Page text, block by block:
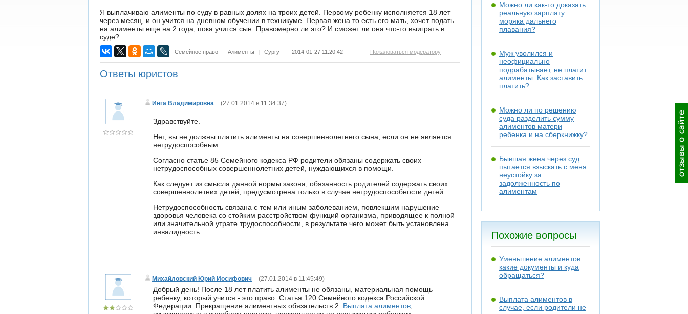
Я выплачиваю алименты по суду в равных долях на троих детей. Первому ребенку исполняется 18 лет
через месяц, и он учится на дневном обучении в техникуме. Первая жена то есть его мать, хочет подать
на алименты еще на 2 года, пока учится сын. Правомерно ли это? И сможет ли она что-то выиграть в
суде?
Семейное право | Алименты | Сургут | 2014-01-27 11:20:42 Пожаловаться модератору
Ответы юристов
Инга Владимировна (27.01.2014 в 11:34:37)
Здравствуйте.
Нет, вы не должны платить алименты на совершеннолетнего сына, если он не является
нетрудоспособным.
Согласно статье 85 Семейного кодекса РФ родители обязаны содержать своих
нетрудоспособных совершеннолетних детей, нуждающихся в помощи.
Как следует из смысла данной нормы закона, обязанность родителей содержать своих
совершеннолетних детей, предусмотрена только в случае нетрудоспособности детей.
Нетрудоспособность связана с тем или иным заболеванием, повлекшим нарушение
здоровья человека со стойким расстройством функций организма, приводящее к полной
или значительной утрате трудоспособности, в результате чего может быть установлена
инвалидность.
Михайловский Юрий Иосифович (27.01.2014 в 11:45:49)
Добрый день! После 18 лет платить алименты не обязаны, материальная помощь
ребенку, который учится - это право. Статья 120 Семейного кодекса Российской
Федерации. Прекращение алиментных обязательств 2. Выплата алиментов
Можно ли как-то доказать
реальную зарплату
моряка дальнего
плавания?
Муж уволился и
неофициально
подрабатывает, не платит
алименты. Как заставить
платить?
Можно ли по решению
суда разделить сумму
алиментов матери
ребенка и на сберкнижку?
Бывшая жена через суд
пытается взыскать с меня
неустойку за
задолженность по
алиментам
Похожие вопросы
Уменьшение алиментов:
какие документы и куда
обращаться?
Выплата алиментов в
случае, если родители не